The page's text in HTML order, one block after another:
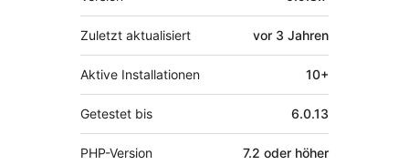
Zuletzt aktualisiert vor 3 Jahren
Aktive Installationen 10+
Getestet bis 6.0.13
PHP-Version 7.2 oder höher